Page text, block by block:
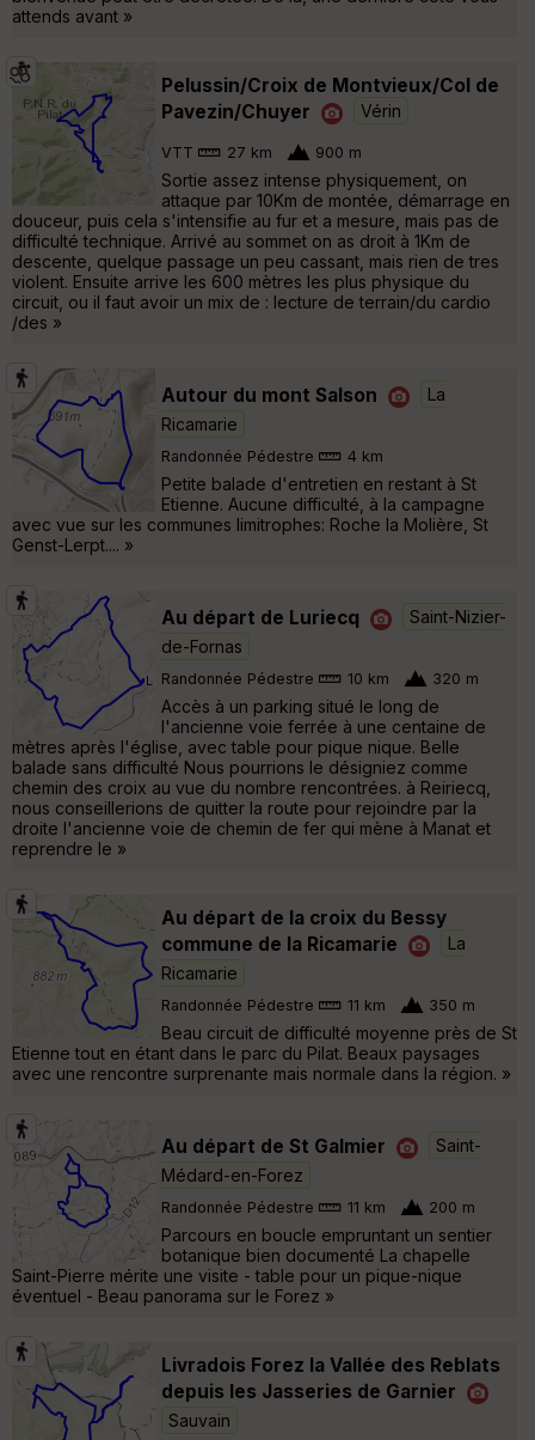
attends avant »
Pelussin/Croix de Montvieux/Col de
Pavezin/Chuyer
Vérin
VTT 27 km 900 m
Sortie assez intense physiquement, on
attaque par 10Km de montée, démarrage en
douceur, puis cela s'intensifie au fur et a mesure, mais pas de
difficulté technique. Arrivé au sommet on as droit à 1Km de
descente, quelque passage un peu cassant, mais rien de tres
violent. Ensuite arrive les 600 mètres les plus physique du
circuit, ou il faut avoir un mix de : lecture de terrain/du cardio
/des »
Autour du mont Salson
La
Ricamarie
Randonnée Pédestre 4 km
Petite balade d'entretien en restant à St
Etienne. Aucune difficulté, à la campagne
avec vue sur les communes limitrophes: Roche la Molière, St
Genst-Lerpt.... »
Au départ de Luriecq
Saint-Nizier-
de-Fornas
Randonnée Pédestre 10 km 320 m
Accès à un parking situé le long de
l'ancienne voie ferrée à une centaine de
mètres après l'église, avec table pour pique nique. Belle
balade sans difficulté Nous pourrions le désigniez comme
chemin des croix au vue du nombre rencontrées. à Reiriecq,
nous conseillerions de quitter la route pour rejoindre par la
droite l'ancienne voie de chemin de fer qui mène à Manat et
reprendre le »
Au départ de la croix du Bessy
commune de la Ricamarie
La
Ricamarie
Randonnée Pédestre 11 km 350 m
Beau circuit de difficulté moyenne près de St
Etienne tout en étant dans le parc du Pilat. Beaux paysages
avec une rencontre surprenante mais normale dans la région. »
Au départ de St Galmier
Saint-
Médard-en-Forez
Randonnée Pédestre 11 km 200 m
Parcours en boucle empruntant un sentier
botanique bien documenté La chapelle
Saint-Pierre mérite une visite - table pour un pique-nique
éventuel - Beau panorama sur le Forez »
Livradois Forez la Vallée des Reblats
depuis les Jasseries de Garnier
Sauvain